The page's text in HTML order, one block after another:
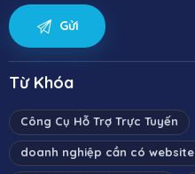
Từ Khóa
Công Cụ Hỗ Trợ Trực Tuyến
doanh nghiệp cần có website